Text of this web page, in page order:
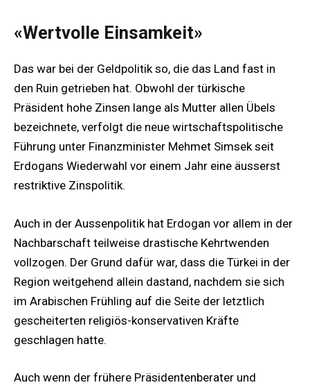
«Wertvolle Einsamkeit»
Das war bei der Geldpolitik so, die das Land fast in
den Ruin getrieben hat. Obwohl der türkische
Präsident hohe Zinsen lange als Mutter allen Übels
bezeichnete, verfolgt die neue wirtschaftspolitische
Führung unter Finanzminister Mehmet Simsek seit
Erdogans Wiederwahl vor einem Jahr eine äusserst
restriktive Zinspolitik.
Auch in der Aussenpolitik hat Erdogan vor allem in der
Nachbarschaft teilweise drastische Kehrtwenden
vollzogen. Der Grund dafür war, dass die Türkei in der
Region weitgehend allein dastand, nachdem sie sich
im Arabischen Frühling auf die Seite der letztlich
gescheiterten religiös-konservativen Kräfte
geschlagen hatte.
Auch wenn der frühere Präsidentenberater und